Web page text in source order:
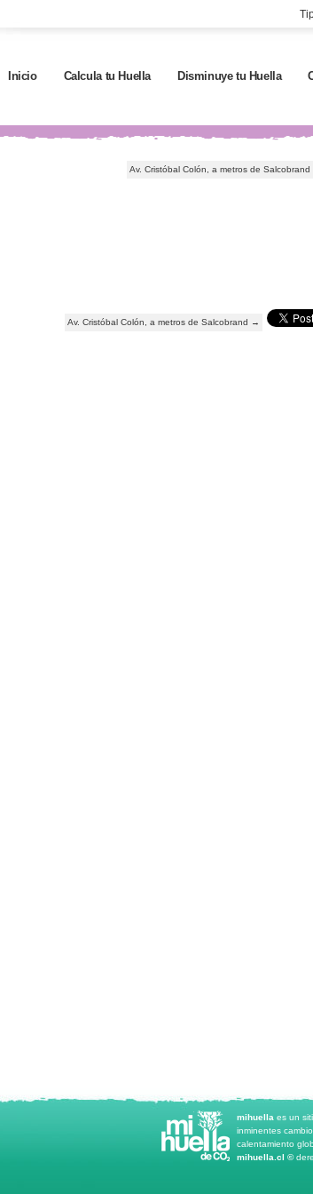
Inicio Calcula tu Huella Disminuye tu Huella
Av. Cristóbal Colón, a metros de Salcobrand
Av. Cristóbal Colón, a metros de Salcobrand →
mihuella es un
inminentes
calentamiento
mihuella.cl ©